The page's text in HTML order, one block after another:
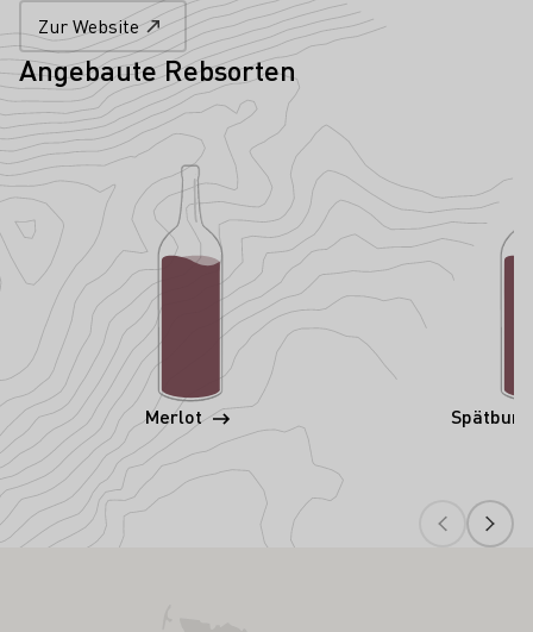
Zur Website
Angebaute Rebsorten
Merlot